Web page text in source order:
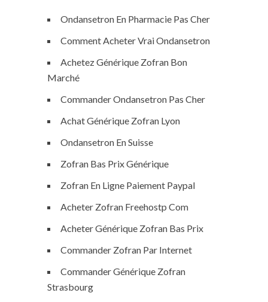
Ondansetron En Pharmacie Pas Cher
Comment Acheter Vrai Ondansetron
Achetez Générique Zofran Bon
Marché
Commander Ondansetron Pas Cher
Achat Générique Zofran Lyon
Ondansetron En Suisse
Zofran Bas Prix Générique
Zofran En Ligne Paiement Paypal
Acheter Zofran Freehostp Com
Acheter Générique Zofran Bas Prix
Commander Zofran Par Internet
Commander Générique Zofran
Strasbourg